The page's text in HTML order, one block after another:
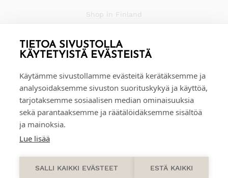
TIETOA SIVUSTOLLA
KÄYTETYISTÄ EVÄSTEISTÄ
Käytämme sivustollamme evästeitä kerätäksemme ja
analysoidaksemme sivuston suorituskykyä ja käyttöä,
tarjotaksemme sosiaalisen median ominaisuuksia
sekä parantaaksemme ja räätälöidäksemme sisältöä
ja mainoksia.
Lue lisää
SALLI KAIKKI EVÄSTEET ESTÄ KAIKKI
Shop in Finland